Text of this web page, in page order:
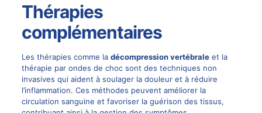
Thérapies
complémentaires
Les thérapies comme la décompression vertébraleet la
thérapie par ondes de choc sont des techniques non
invasives qui aident à soulager la douleur et à réduire
l’inflammation. Ces méthodes peuvent améliorer la
circulation sanguine et favoriser la guérison des tissus,